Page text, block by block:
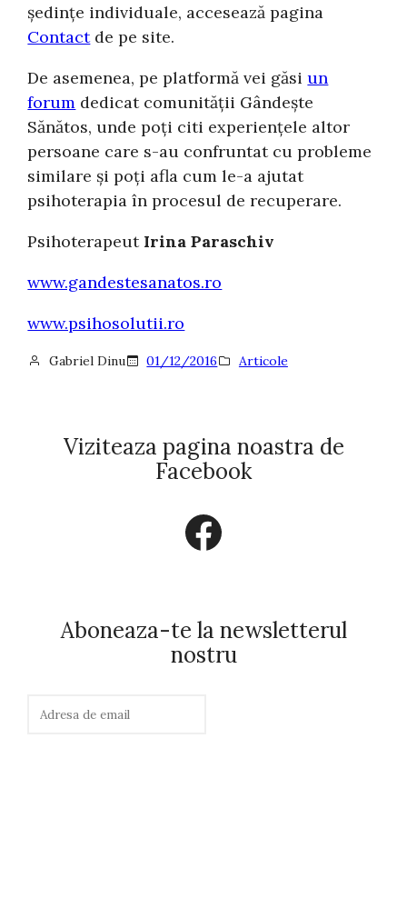
ședințe individuale, accesează pagina
Contactde pe site.
De asemenea, pe platformă vei găsiun
forum dedicat comunității Gândește
Sănătos, unde poți citi experiențele altor
persoane care s-au confruntat cu probleme
similare și poți afla cum le-a ajutat
psihoterapia în procesul de recuperare.
Psihoterapeut Irina Paraschiv
www.gandestesanatos.ro
www.psihosolutii.ro
Gabriel Dinu 01/12/2016 Articole
Viziteaza pagina noastra de
Facebook
Facebook
Aboneaza-te la newsletterul
nostru